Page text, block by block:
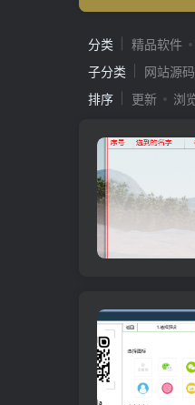
分类 精品软件
子分类
网站源码
排序
更新 浏